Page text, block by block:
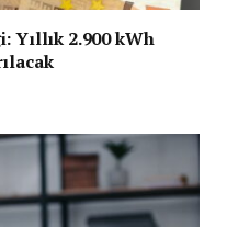
Yıllık 2.900 kWh